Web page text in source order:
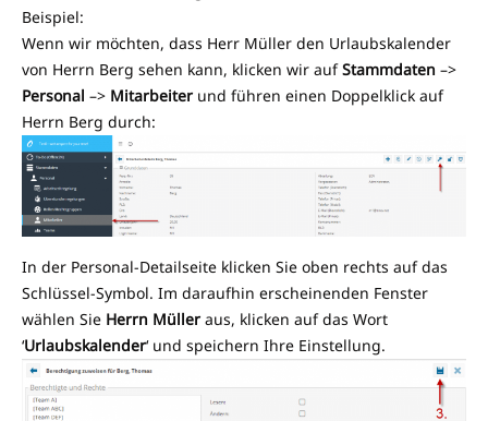
Beispiel:
Wenn wir möchten, dass Herr Müller den Urlaubskalender
von Herrn Berg sehen kann, klicken wir aufStammdaten –>
Personal –> Mitarbeiter und führen einen Doppelklick auf
Herrn Berg durch:
In der Personal-Detailseite klicken Sie oben rechts auf das
Schlüssel-Symbol. Im daraufhin erscheinenden Fenster
wählen Sie Herrn Müller aus, klicken auf das Wort
‘Urlaubskalender‘ und speichern Ihre Einstellung.